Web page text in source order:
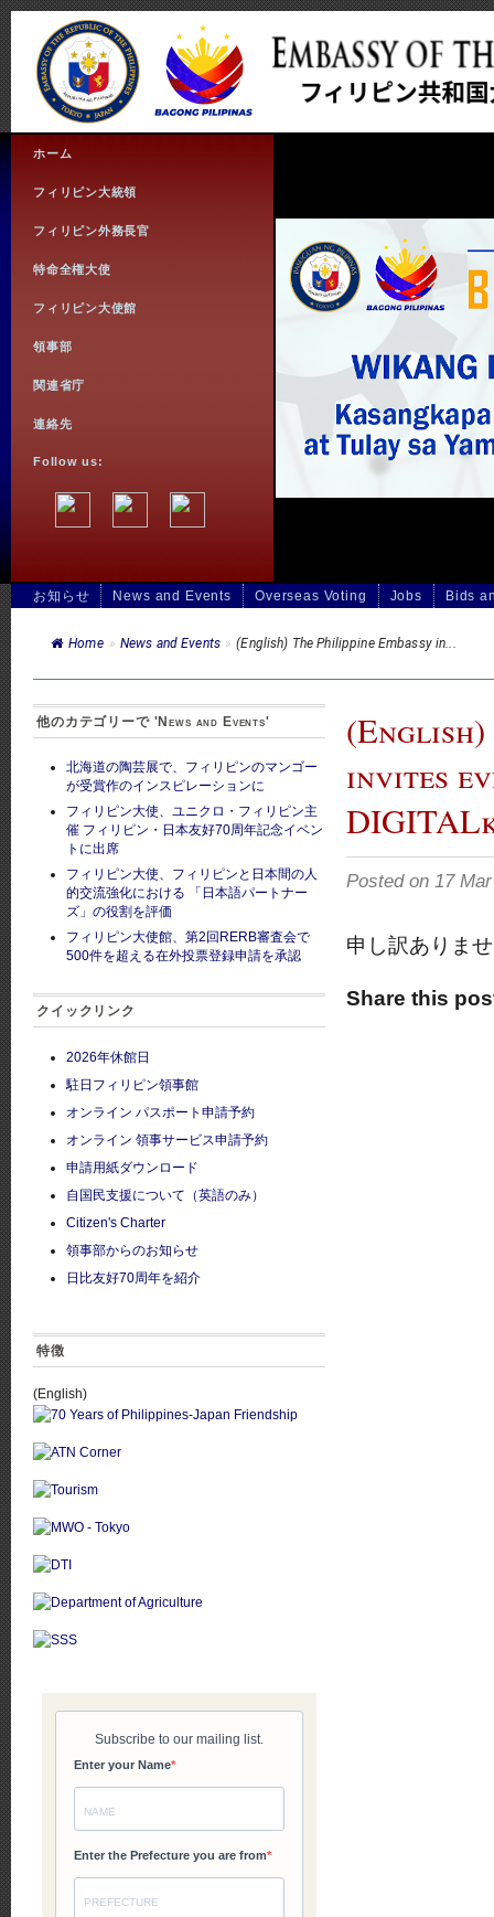
ホーム
フィリピン大統領
フィリピン外務長官
特命全権大使
フィリピン大使館
領事部
関連省庁
連絡先
Follow us:
お知らせ News and Events Overseas Voting Jobs Bids
Home » News and Events » (English) The Philippine Embassy in...
(English)
invites
Posted on 17
申し訳ありま
Share this
他のカテゴリーで 'News and Events'
北海道の陶芸展で、フィリピンのマンゴー
が受賞作のインスピレーションに
フィリピン大使、ユニクロ・フィリピン主
催 フィリピン・日本友好70周年記念イベン
トに出席
フィリピン大使、フィリピンと日本間の人
的交流強化における 「日本語パートナー
ズ」の役割を評価
フィリピン大使館、第2回RERB審査会で
500件を超える在外投票登録申請を承認
クイックリンク
2026年休館日
駐日フィリピン領事館
オンライン パスポート申請予約
オンライン 領事サービス申請予約
申請用紙ダウンロード
自国民支援について（英語のみ）
Citizen's Charter
領事部からのお知らせ
日比友好70周年を紹介
特徴
(English)